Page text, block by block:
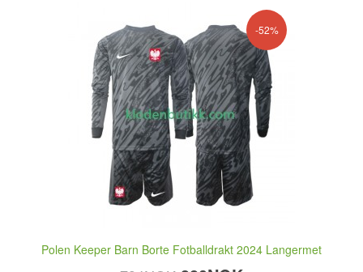
-52%
Polen Keeper Barn Borte Fotballdrakt 2024 Langermet